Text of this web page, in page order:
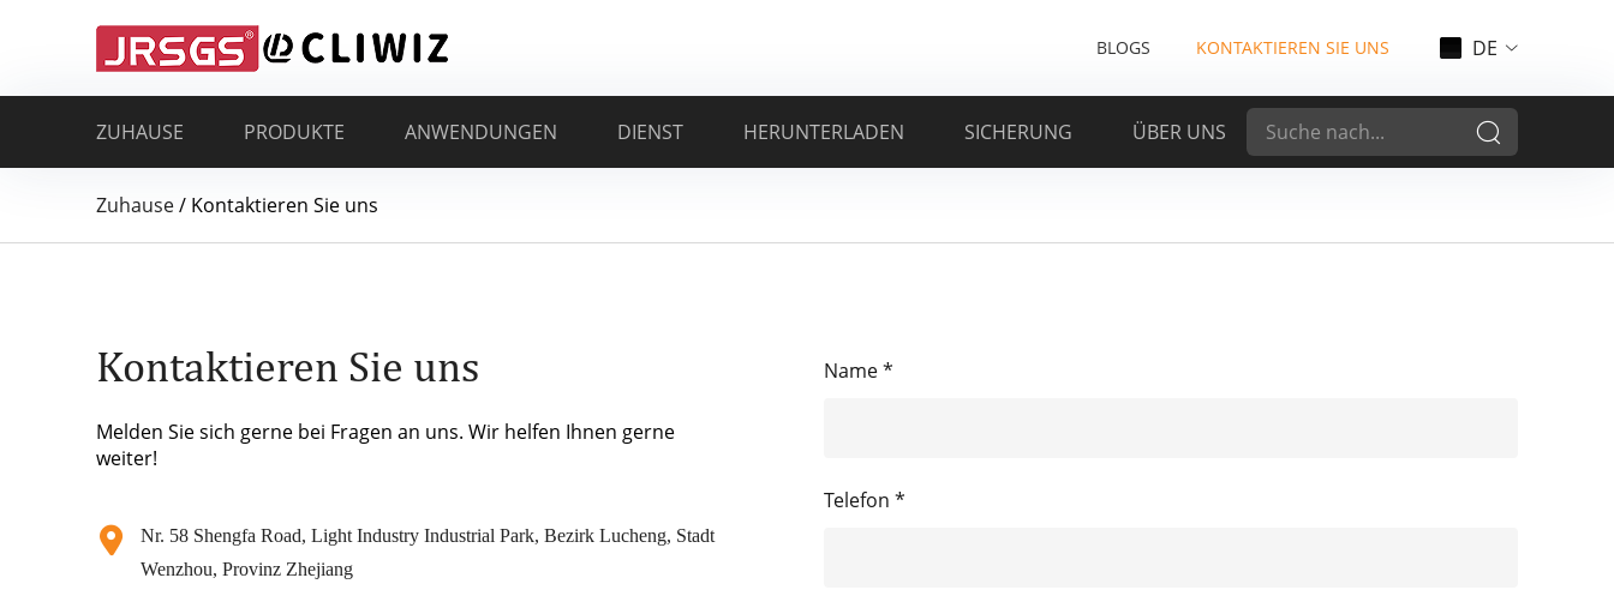
BLOGS KONTAKTIEREN SIE UNS DE
ZUHAUSE PRODUKTE ANWENDUNGEN DIENST HERUNTERLADEN SICHERUNG ÜBER UNS
Zuhause/ Kontaktieren Sie uns
Kontaktieren Sie uns
Melden Sie sich gerne bei Fragen an uns. Wir helfen Ihnen gerne
weiter!
Nr. 58 Shengfa Road, Light Industry Industrial Park, Bezirk Lucheng, Stadt
Wenzhou, Provinz Zhejiang
Name *
Telefon *